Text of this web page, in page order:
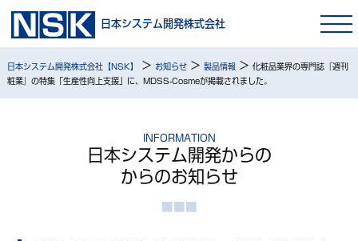
日本システム開発株式会社
日本システム開発株式会社【NSK】 > お知らせ> 製品情報> 化粧品業界の専門誌『週刊
粧業』の特集「生産性向上支援」に、MDSS-Cosmeが掲載されました。
INFORMATION
日本システム開発からの
からのお知らせ